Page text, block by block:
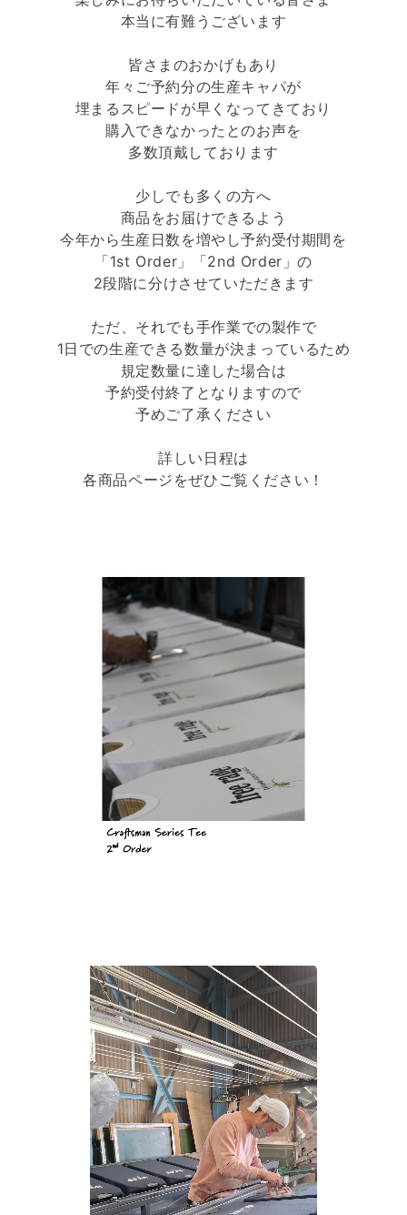
本当に有難うございます
皆さまのおかげもあり
年々ご予約分の生産キャパが
埋まるスピードが早くなってきており
購入できなかったとのお声を
多数頂戴しております
少しでも多くの方へ
商品をお届けできるよう
今年から生産日数を増やし予約受付期間を
「1st Order」
「2nd Order」の
2段階に分けさせていただきます
ただ、それでも手作業での製作で
1日での生産できる数量が決まっているため
規定数量に達した場合は
予約受付終了となりますので
予めご了承ください
詳しい日程は
各商品ページをぜひご覧ください！